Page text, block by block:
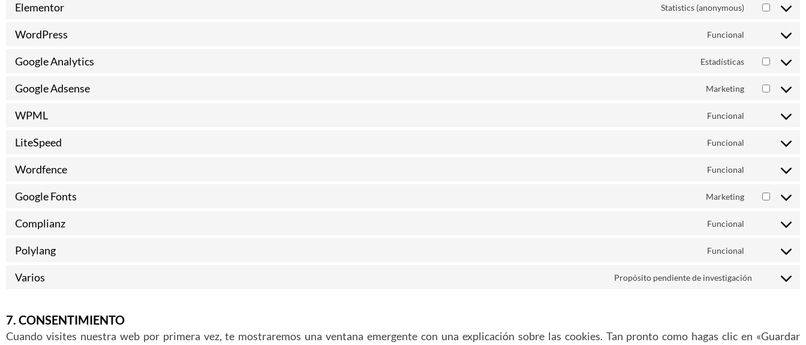
Elementor Statistics (anonymous)
WordPress Funcional
Google Analytics Estadísticas
Google Adsense Marketing
WPML Funcional
LiteSpeed Funcional
Wordfence Funcional
Google Fonts Marketing
Complianz Funcional
Polylang Funcional
Varios Propósito pendiente de investigación
7. CONSENTIMIENTO
Cuando visites nuestra web por primera vez, te mostraremos una ventana emergente con una explicación sobre las cookies. Tan pronto como hagas clic en «Guardar